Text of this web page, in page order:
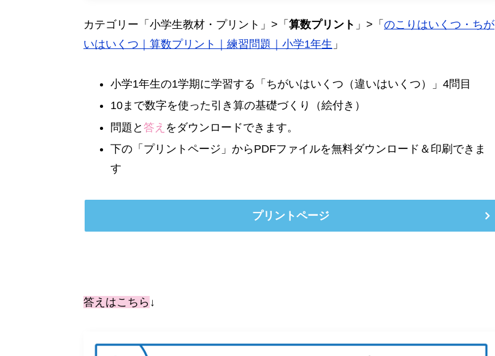
カテゴリー「小学生教材・プリント」>「 算数プリント 」>「 のこりはいくつ・ちが
いはいくつ｜算数プリント｜練習問題｜小学1年生 」
小学1年生の1学期に学習する「ちがいはいくつ（違いはいくつ）」4問目
10まで数字を使った引き算の基礎づくり（絵付き）
問題と 答え をダウンロードできます。
下の「プリントページ」からPDFファイルを無料ダウンロード＆印刷できま
す
プリントページ
答えはこちら ↓